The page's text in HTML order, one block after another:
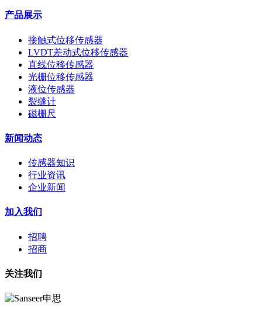
产品展示
接触式位移传感器
LVDT差动式位移传感器
直线位移传感器
光栅位移传感器
液位传感器
裂缝计
磁栅尺
新闻动态
传感器知识
行业资讯
企业新闻
加入我们
招聘
招商
关注我们